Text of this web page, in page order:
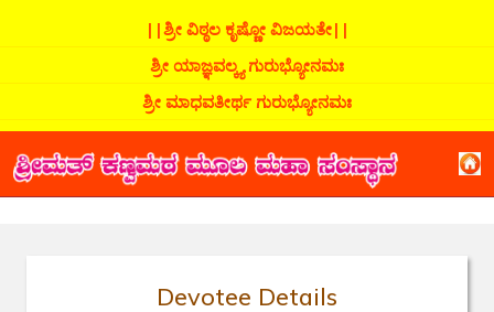
||ಶ್ರೀ ವಿಠ್ಠಲ ಕೃಷ್ಣೋ ವಿಜಯತೇ||
ಶ್ರೀ ಯಾಜ್ಞವಲ್ಕ್ಯ ಗುರುಭ್ಯೋನಮಃ
ಶ್ರೀ ಮಾಧವತೀರ್ಥ ಗುರುಭ್ಯೋನಮಃ
Devotee Details